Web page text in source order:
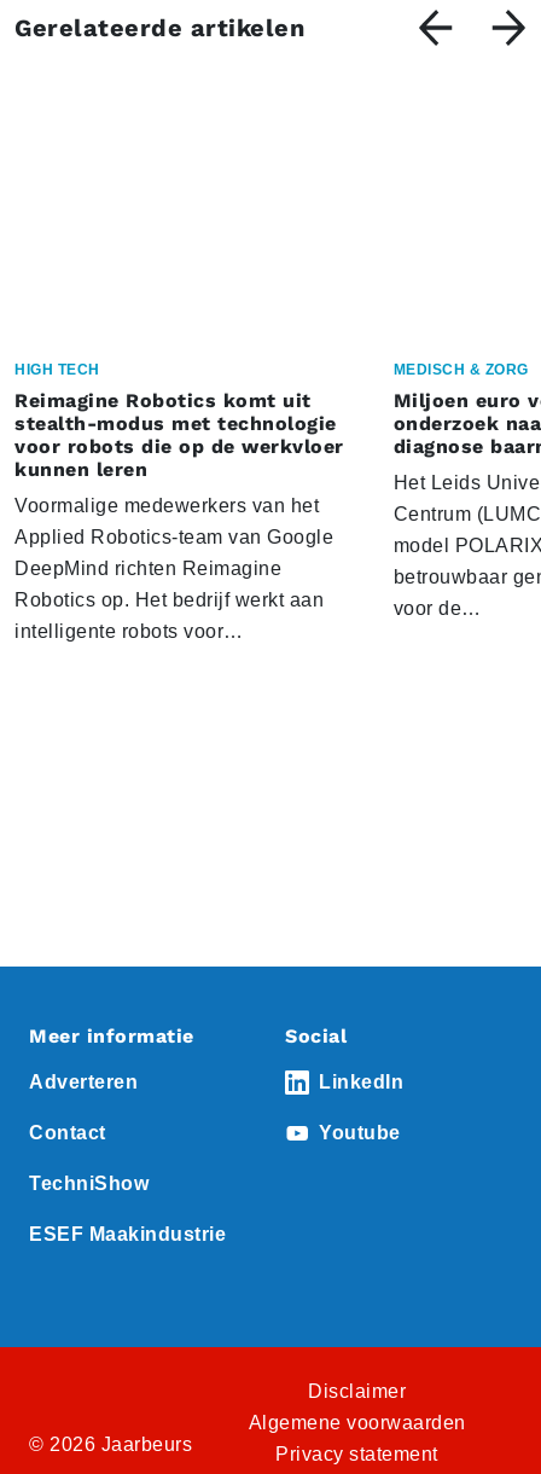
Gerelateerde artikelen
HIGH TECH
Reimagine Robotics komt uit
stealth-modus met technologie
voor robots die op de werkvloer
kunnen leren
Voormalige medewerkers van het
Applied Robotics-team van Google
DeepMind richten Reimagine
Robotics op. Het bedrijf werkt aan
intelligente robots voor…
MEDISCH & ZORG
Miljoen euro
onderzoek
diagnose
Het Leids
Centrum
model
betrouwbaar
voor de…
Meer informatie
Adverteren
Contact
TechniShow
ESEF Maakindustrie
Social
LinkedIn
Youtube
© 2026 Jaarbeurs
Disclaimer
Algemene voorwaarden
Privacy statement